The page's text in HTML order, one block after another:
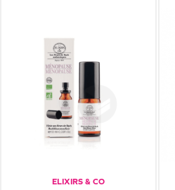
ELIXIRS & CO